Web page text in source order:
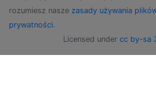
rozumiesz nasze zasady używania
prywatności.
Licensed under cc by-sa